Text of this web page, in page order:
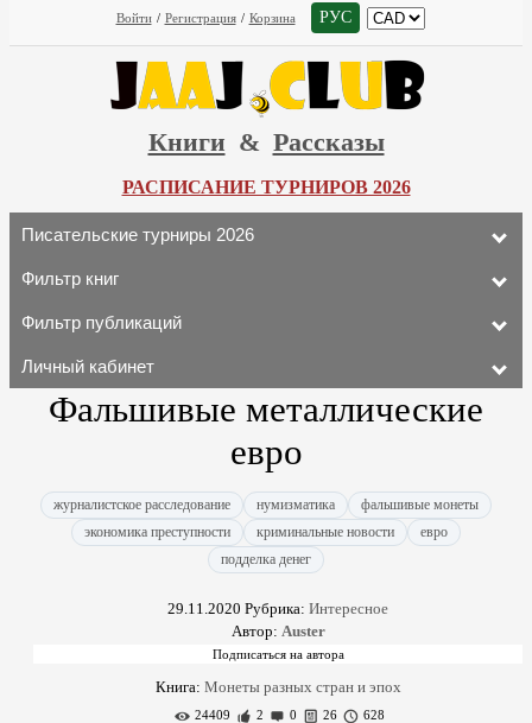
Войти / Регистрация / Корзина РУС
Книги & Рассказы
РАСПИСАНИЕ ТУРНИРОВ 2026
Писательские турниры 2026
Фильтр книг
Фильтр публикаций
Личный кабинет
Фальшивые металлические
евро
журналистское расследование нумизматика
фальшивые монеты
экономика преступности
криминальные новости
евро
подделка денег
29.11.2020 Рубрика: Интересное
Автор: Auster
Книга: Монеты разных стран и эпох
24409 2 0 26 628